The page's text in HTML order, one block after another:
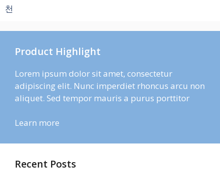
천
Product Highlight
Lorem ipsum dolor sit amet, consectetur
adipiscing elit. Nunc imperdiet rhoncus arcu non
aliquet. Sed tempor mauris a purus porttitor
Learn more
Recent Posts